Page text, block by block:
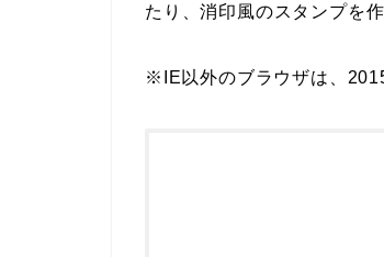
たり、消印風のスタンプを
※IE以外のブラウザは、